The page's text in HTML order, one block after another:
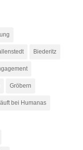
Biederitz
Gröbern
bei Humanas